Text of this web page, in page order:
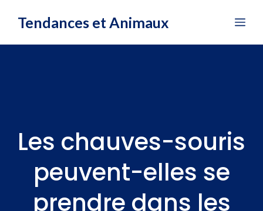
Tendances et Animaux
Les chauves-souris
peuvent-elles se
prendre dans les